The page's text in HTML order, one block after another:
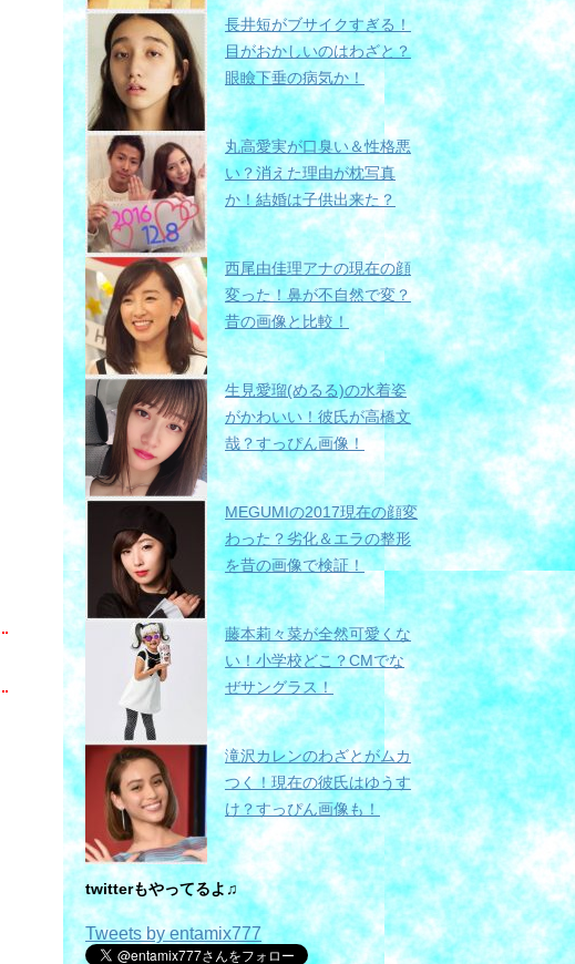
長井短がブサイクすぎる！
目がおかしいのはわざと？
眼瞼下垂の病気か！
丸高愛実が口臭い＆性格悪
い？消えた理由が枕写真
か！結婚は子供出来た？
西尾由佳理アナの現在の顔
変った！鼻が不自然で変？
昔の画像と比較！
生見愛瑠(めるる)の水着姿
がかわいい！彼氏が高橋文
哉？すっぴん画像！
MEGUMIの2017現在の顔変
わった？劣化＆エラの整形
を昔の画像で検証！
藤本莉々菜が全然可愛くな
い！小学校どこ？CMでな
ぜサングラス！
滝沢カレンのわざとがムカ
つく！現在の彼氏はゆうす
け？すっぴん画像も！
twitterもやってるよ♫
Tweets by entamix777